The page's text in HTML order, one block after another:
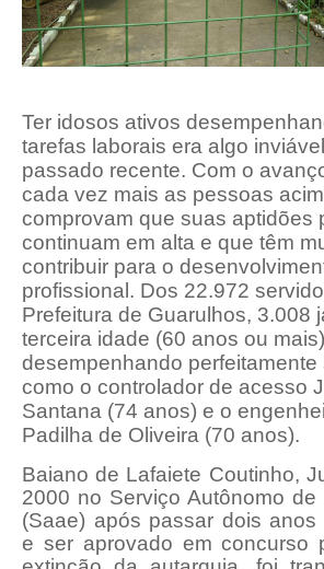
Ter idosos ativos
tarefas laborais era algo
passado recente. Com o
cada vez mais as pessoas
comprovam que suas aptidões
continuam em alta e que têm
contribuir para o
profissional. Dos 22.972
Prefeitura de Guarulhos, 3.008
terceira idade (60 anos ou
desempenhando perfeitamente
como o controlador de acesso
Santana (74 anos) e o
Padilha de Oliveira (70 anos).
Baiano de Lafaiete Coutinho,
2000 no Serviço Autônomo
(Saae) após passar dois anos
e ser aprovado em concurso